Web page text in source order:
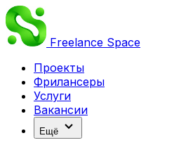
Freelance Space
Проекты
Фрилансеры
Услуги
Вакансии
Ещё expand_more